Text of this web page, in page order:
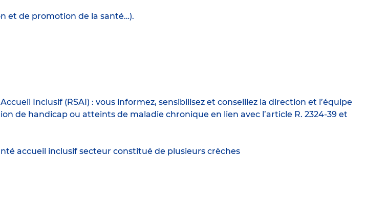
et de promotion de la santé…).
Inclusif (RSAI) : vous informez, sensibilisez et conseillez la direction et l’équipe
de handicap ou atteints de maladie chronique en lien avec l’article R. 2324-39 et
accueil inclusif secteur constitué de plusieurs crèches